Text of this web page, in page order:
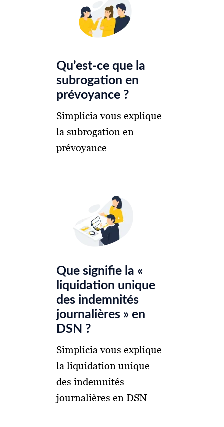
Qu’est-ce que la
subrogation en
prévoyance ?
Simplicia vous explique
la subrogation en
prévoyance
Que signifie la «
liquidation unique
des indemnités
journalières » en
DSN ?
Simplicia vous explique
la liquidation unique
des indemnités
journalières en DSN